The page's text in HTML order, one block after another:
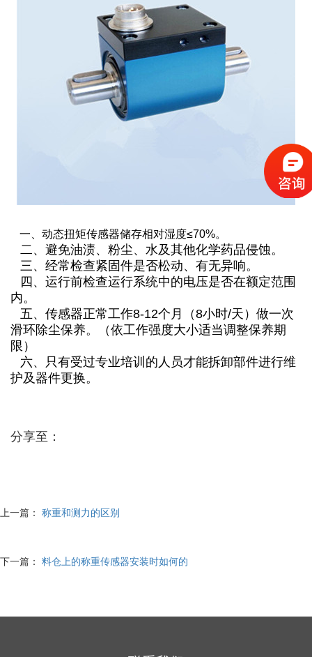
一、动态扭矩传感器储存相对湿度≤70%。
二、避免油渍、粉尘、水及其他化学药品侵蚀。
三、经常检查紧固件是否松动、有无异响。
四、运行前检查运行系统中的电压是否在额定范围
内。
五、传感器正常工作8-12个月（8小时/天）做一次
滑环除尘保养。（依工作强度大小适当调整保养期
限）
六、只有受过专业培训的人员才能拆卸部件进行维
护及器件更换。
分享至：
上一篇： 称重和测力的区别
下一篇： 料仓上的称重传感器安装时如何的